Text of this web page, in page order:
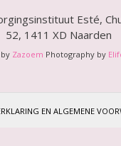
Esté,
52, 1411 XD Naarden
Zazoem Photography by
EN ALGEMENE